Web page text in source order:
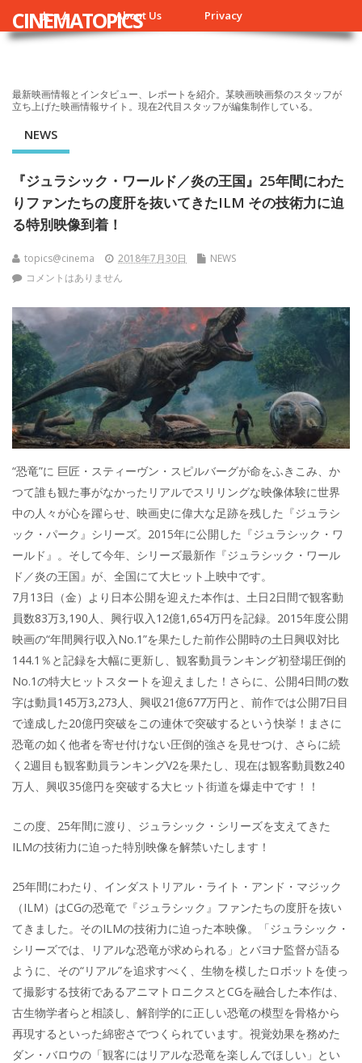
ホーム About Us Privacy
CINEMATOPICS
最新映画情報とインタビュー、レポートを紹介。某映画映画祭のスタッフが
立ち上げた映画情報サイト。現在2代目スタッフが編集制作している。
NEWS
『ジュラシック・ワールド／炎の王国』25年間にわた
りファンたちの度肝を抜いてきたILM その技術力に迫
る特別映像到着！
topics@cinema 2018年7月30日
NEWS
コメントはありません
“恐竜”に 巨匠・スティーヴン・スピルバーグが命をふきこみ、か
つて誰も観た事がなかったリアルでスリリングな映像体験に世界
中の人々が心を躍らせ、映画史に偉大な足跡を残した『ジュラシ
ック・パーク』シリーズ。2015年に公開した『ジュラシック・ワ
ールド』。そして今年、シリーズ最新作『ジュラシック・ワール
ド／炎の王国』が、全国にて大ヒット上映中です。
7月13日（金）より日本公開を迎えた本作は、土日2日間で観客動
員数83万3,190人、興行収入12億1,654万円を記録。2015年度公開
映画の“年間興行収入No.1”を果たした前作公開時の土日興収対比
144.1％と記録を大幅に更新し、観客動員ランキング初登場圧倒的
No.1の特大ヒットスタートを迎えました！さらに、公開4日間の数
字は動員145万3,273人、興収21億677万円と、前作では公開7日目
で達成した20億円突破をこの連休で突破するという快挙！まさに
恐竜の如く他者を寄せ付けない圧倒的強さを見せつけ、さらに続
く2週目も観客動員ランキングV2を果たし、現在は観客動員数240
万人、興収35億円を突破する大ヒット街道を爆走中です！！
この度、25年間に渡り、ジュラシック・シリーズを支えてきた
ILMの技術力に迫った特別映像を解禁いたします！
25年間にわたり、インダストリアル・ライト・アンド・マジック
（ILM）はCGの恐竜で『ジュラシック』ファンたちの度肝を抜い
てきました。そのILMの技術力に迫った本映像。「ジュラシック・
シリーズでは、リアルな恐竜が求められる」とバヨナ監督が語る
ように、その“リアル”を追求すべく、生物を模したロボットを使っ
て撮影する技術であるアニマトロニクスとCGを融合した本作は、
古生物学者らと相談し、解剖学的に正しい恐竜の模型を骨格から
再現するといった綿密さでつくられています。視覚効果を務めた
ダン・バロウの「観客にはリアルな恐竜を楽しんでほしい」とい